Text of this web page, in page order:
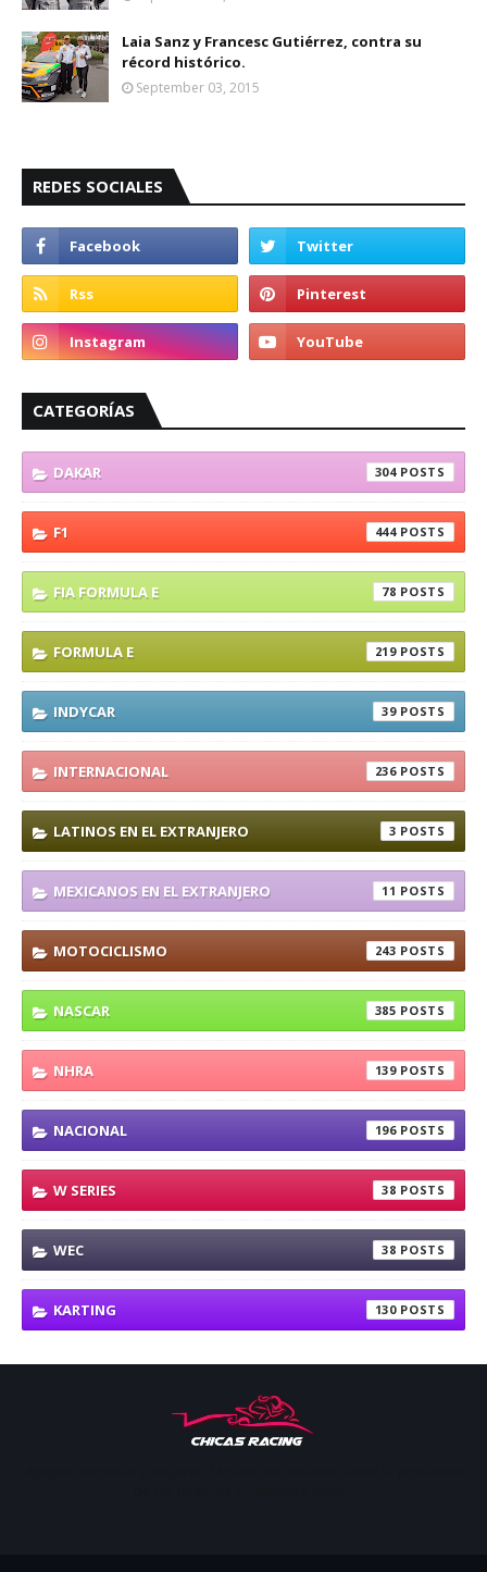
Laia Sanz y Francesc Gutiérrez, contra su
récord histórico.
September 03, 2015
REDES SOCIALES
CATEGORÍAS
DAKAR 304
F1 444
FIA FORMULA E 78
FORMULA E 219
INDYCAR 39
INTERNACIONAL 236
LATINOS EN EL EXTRANJERO 3
MEXICANOS EN EL EXTRANJERO 11
MOTOCICLISMO 243
NASCAR 385
NHRA 139
NACIONAL 196
W SERIES 38
WEC 38
KARTING 130